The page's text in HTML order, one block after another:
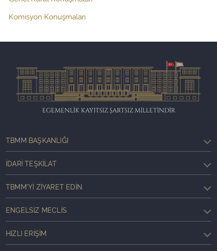
Komisyon Konuşmaları
EGEMENLİK KAYITSIZ ŞARTSIZ MİLLETİNDİR
TBMM BAŞKANLIĞI
İDARI TEŞKILAT
TBMM'YI ZIYARET EDIN
ENGELSIZ MECLIS
HIZLI ERIŞIM